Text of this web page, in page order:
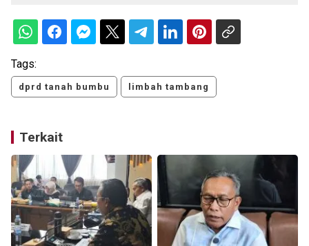
Tags:
dprd tanah bumbu limbah tambang
Terkait